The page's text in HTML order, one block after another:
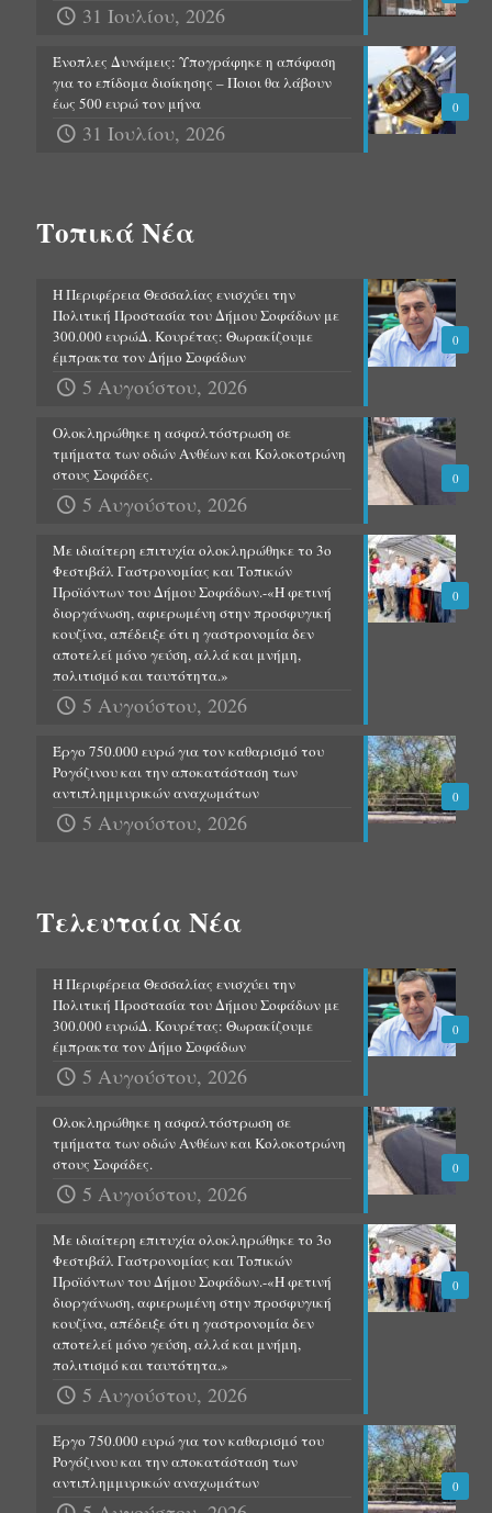
31 Ιουλίου, 2026
0
Ένοπλες Δυνάμεις: Υπογράφηκε η απόφαση
για το επίδομα διοίκησης – Ποιοι θα λάβουν
έως 500 ευρώ τον μήνα
31 Ιουλίου, 2026
Τοπικά Νέα
0
Η Περιφέρεια Θεσσαλίας ενισχύει την
Πολιτική Προστασία του Δήμου Σοφάδων με
300.000 ευρώΔ. Κουρέτας: Θωρακίζουμε
έμπρακτα τον Δήμο Σοφάδων
5 Αυγούστου, 2026
0
Ολοκληρώθηκε η ασφαλτόστρωση σε
τμήματα των οδών Ανθέων και Κολοκοτρώνη
στους Σοφάδες.
5 Αυγούστου, 2026
0
Με ιδιαίτερη επιτυχία ολοκληρώθηκε το 3ο
Φεστιβάλ Γαστρονομίας και Τοπικών
Προϊόντων του Δήμου Σοφάδων.-«Η φετινή
διοργάνωση, αφιερωμένη στην προσφυγική
κουζίνα, απέδειξε ότι η γαστρονομία δεν
αποτελεί μόνο γεύση, αλλά και μνήμη,
πολιτισμό και ταυτότητα.»
5 Αυγούστου, 2026
0
Έργο 750.000 ευρώ για τον καθαρισμό του
Ρογόζινου και την αποκατάσταση των
αντιπλημμυρικών αναχωμάτων
5 Αυγούστου, 2026
Τελευταία Νέα
0
Η Περιφέρεια Θεσσαλίας ενισχύει την
Πολιτική Προστασία του Δήμου Σοφάδων με
300.000 ευρώΔ. Κουρέτας: Θωρακίζουμε
έμπρακτα τον Δήμο Σοφάδων
5 Αυγούστου, 2026
0
Ολοκληρώθηκε η ασφαλτόστρωση σε
τμήματα των οδών Ανθέων και Κολοκοτρώνη
στους Σοφάδες.
5 Αυγούστου, 2026
0
Με ιδιαίτερη επιτυχία ολοκληρώθηκε το 3ο
Φεστιβάλ Γαστρονομίας και Τοπικών
Προϊόντων του Δήμου Σοφάδων.-«Η φετινή
διοργάνωση, αφιερωμένη στην προσφυγική
κουζίνα, απέδειξε ότι η γαστρονομία δεν
αποτελεί μόνο γεύση, αλλά και μνήμη,
πολιτισμό και ταυτότητα.»
5 Αυγούστου, 2026
0
Έργο 750.000 ευρώ για τον καθαρισμό του
Ρογόζινου και την αποκατάσταση των
αντιπλημμυρικών αναχωμάτων